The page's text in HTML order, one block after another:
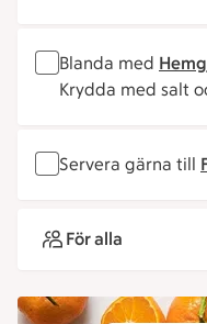
Blanda med
Krydda med salt
Servera gärna till
För alla